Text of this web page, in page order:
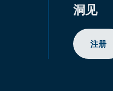
洞见
注册